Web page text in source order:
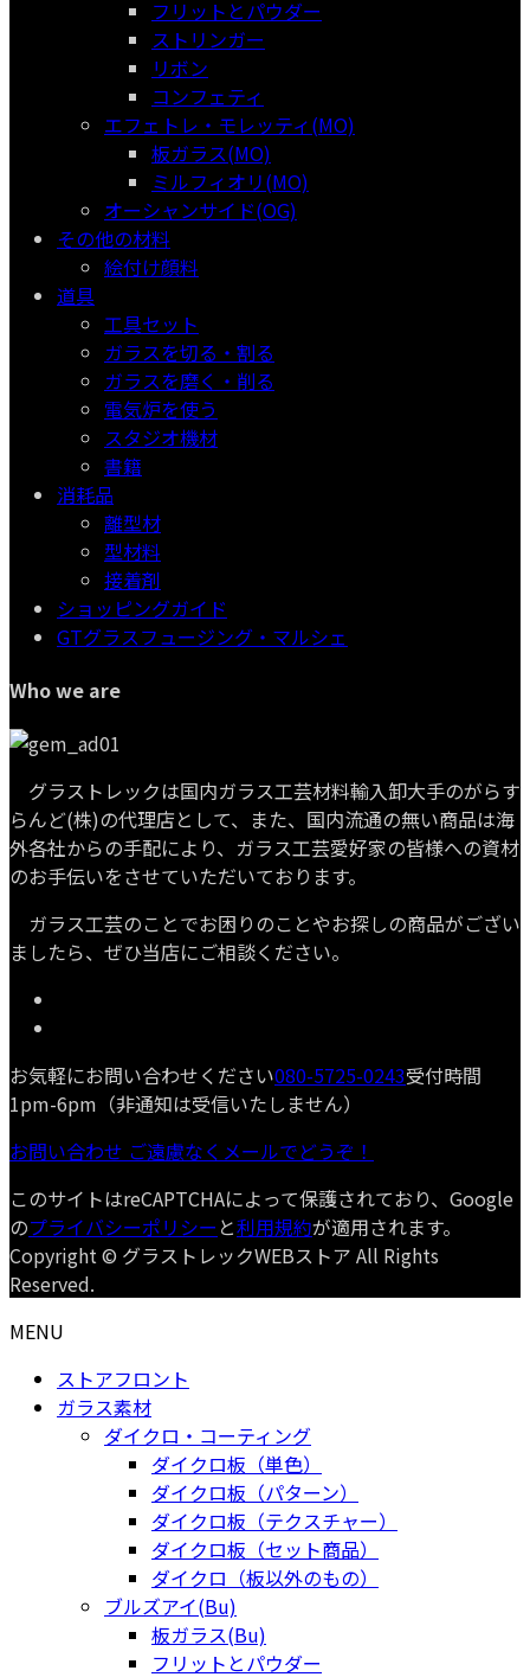
フリットとパウダー
ストリンガー
リボン
コンフェティ
エフェトレ・モレッティ(MO)
板ガラス(MO)
ミルフィオリ(MO)
オーシャンサイド(OG)
その他の材料
絵付け顔料
道具
工具セット
ガラスを切る・割る
ガラスを磨く・削る
電気炉を使う
スタジオ機材
書籍
消耗品
離型材
型材料
接着剤
ショッピングガイド
GTグラスフュージング・マルシェ
Who we are
グラストレックは国内ガラス工芸材料輸入卸大手のがらす
らんど(株)の代理店として、また、国内流通の無い商品は海
外各社からの手配により、ガラス工芸愛好家の皆様への資材
のお手伝いをさせていただいております。
ガラス工芸のことでお困りのことやお探しの商品がござい
ましたら、ぜひ当店にご相談ください。
お気軽にお問い合わせください080-5725-0243受付時間
1pm-6pm（非通知は受信いたしません）
お問い合わせ ご遠慮なくメールでどうぞ！
このサイトはreCAPTCHAによって保護されており、Google
のプライバシーポリシー と利用規約が適用されます。
Copyright © グラストレックWEBストア All Rights
Reserved.
MENU
ストアフロント
ガラス素材
ダイクロ・コーティング
ダイクロ板（単色）
ダイクロ板（パターン）
ダイクロ板（テクスチャー）
ダイクロ板（セット商品）
ダイクロ（板以外のもの）
ブルズアイ(Bu)
板ガラス(Bu)
フリットとパウダー